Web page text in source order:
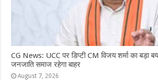
CG News: UCC पर डिप्टी CM विजय शर्मा का बड़ा
जनजाति समाज रहेगा बाहर
August 7, 2026